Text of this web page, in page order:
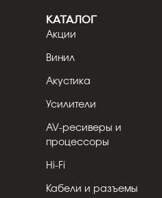
КАТАЛОГ
Акции
Винил
Акустика
Усилители
AV-ресиверы и
процессоры
Hi-Fi
Кабели и разъемы